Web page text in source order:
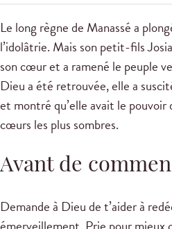
Le long règne de Manassé a
l’idolâtrie. Mais son petit-fils
son cœur et a ramené le peuple
Dieu a été retrouvée, elle a
et montré qu’elle avait le
cœurs les plus sombres.
Avant de
Demande à Dieu de t’aider à